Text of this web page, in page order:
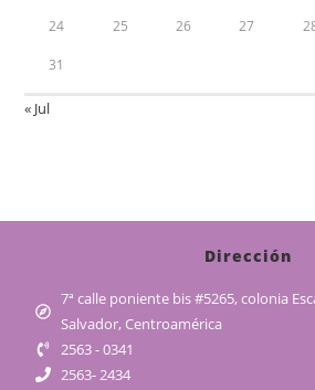
24 25 26 27
31
« Jul
Dirección
7ª calle poniente bis #5265, colonia
Salvador, Centroamérica
2563 - 0341
2563- 2434